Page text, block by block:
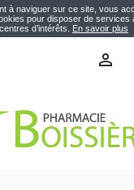
à naviguer sur ce site, vous
pour disposer de services
d’intérêts. En savoir plus